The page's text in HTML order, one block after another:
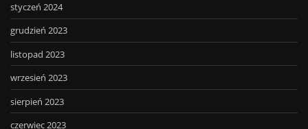
styczeń 2024
grudzień 2023
listopad 2023
wrzesień 2023
sierpień 2023
czerwiec 2023